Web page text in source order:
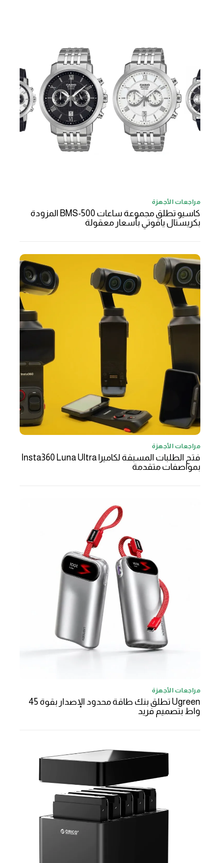
مراجعات الأجهزة
كاسيو تطلق مجموعة ساعات BMS-500 المزودة
بكريستال ياقوتي بأسعار معقولة
مراجعات الأجهزة
فتح الطلبات المسبقة لكاميرا Insta360 Luna Ultra
بمواصفات متقدمة
مراجعات الأجهزة
Ugreen تطلق بنك طاقة محدود الإصدار بقوة 45
واط بتصميم فريد